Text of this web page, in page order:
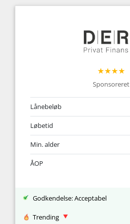
★★★★
Sponsoreret
Lånebeløb
Løbetid
Min. alder
ÅOP
Godkendelse: Acceptabel
Trending